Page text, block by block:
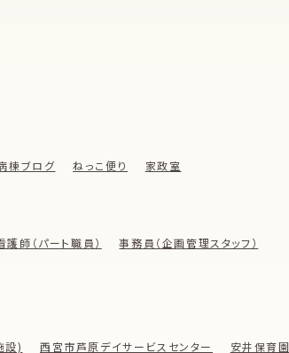
棟ブログ ねっこ便り 家政室
護師（パート職員）
事務員（企画管理スタッフ）
設) 西宮市芦原デイサービスセンター
安井保育園